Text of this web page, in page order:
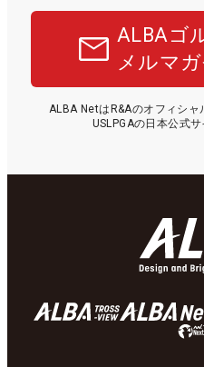
ALBAゴ
メルマ
ALBA NetはR&Aのオフィシ
USLPGAの日本公式